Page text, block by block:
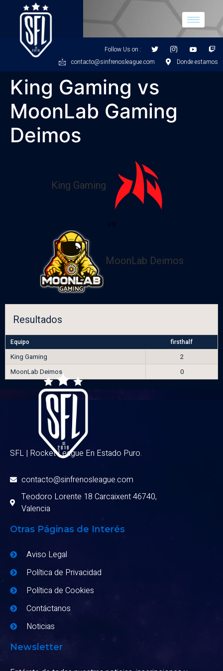
Follow Us on :
contacto@sinfrenosleague.com
Donde estamos
King Gaming vs
MoonLab Gaming
Deimos
King Gaming
vs
MoonLab Deimos
Resultados
Equipo firsthalf
King Gaming
2
MoonLab Deimos
0
SFL | Rocket League En Estado Puro.
contacto@sinfrenosleague.com
Teodoro Lorente 18 Carcaixent 46740,
Valencia
Otras Páginas de Interés
Aviso Legal
Política de Privacidad
Política de Cookies
Contáctanos
Noticias
Newsletter